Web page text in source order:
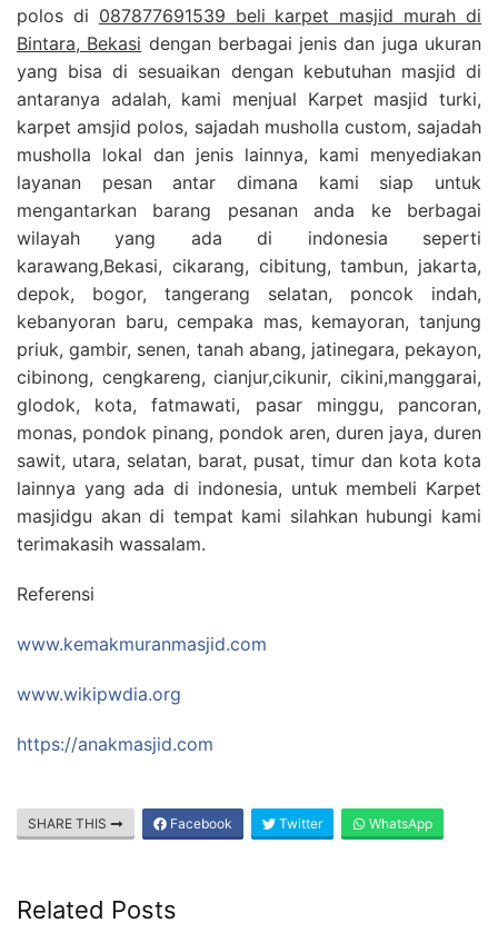
polos di 087877691539 beli karpet masjid murah di
Bintara, Bekasi dengan berbagai jenis dan juga ukuran
yang bisa di sesuaikan dengan kebutuhan masjid di
antaranya adalah, kami menjual Karpet masjid turki,
karpet amsjid polos, sajadah musholla custom, sajadah
musholla lokal dan jenis lainnya, kami menyediakan
layanan pesan antar dimana kami siap untuk
mengantarkan barang pesanan anda ke berbagai
wilayah yang ada di indonesia seperti
karawang,Bekasi, cikarang, cibitung, tambun, jakarta,
depok, bogor, tangerang selatan, poncok indah,
kebanyoran baru, cempaka mas, kemayoran, tanjung
priuk, gambir, senen, tanah abang, jatinegara, pekayon,
cibinong, cengkareng, cianjur,cikunir, cikini,manggarai,
glodok, kota, fatmawati, pasar minggu, pancoran,
monas, pondok pinang, pondok aren, duren jaya, duren
sawit, utara, selatan, barat, pusat, timur dan kota kota
lainnya yang ada di indonesia, untuk membeli Karpet
masjidgu akan di tempat kami silahkan hubungi kami
terimakasih wassalam.
Referensi
www.kemakmuranmasjid.com
www.wikipwdia.org
https://anakmasjid.com
SHARE THIS Facebook Twitter WhatsApp
Related Posts